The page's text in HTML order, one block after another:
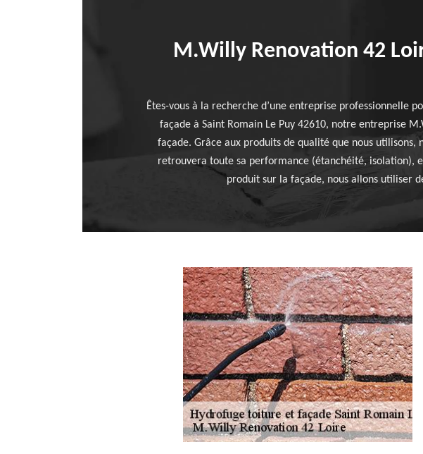
M.Willy Renovation 42
Êtes-vous à la recherche d’une entreprise professionnelle
façade à Saint Romain Le Puy 42610, notre entreprise
façade. Grâce aux produits de qualité que nous
retrouvera toute sa performance (étanchéité, isolation),
produit sur la façade, nous allons utiliser